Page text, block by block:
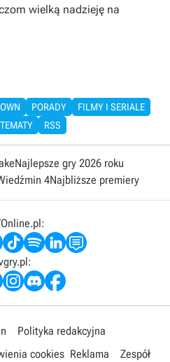
wielką nadzieję na
PORADY
FILMY I SERIALE
TEMATY RSS
Najlepsze gry 2026 roku
4Najbliższe premiery
Polityka redakcyjna
cookies Reklama Zespół